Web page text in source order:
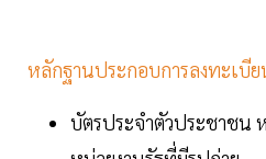
หลักฐานประกอบการลงทะเบี
บัตรประจำตัวประชาชน